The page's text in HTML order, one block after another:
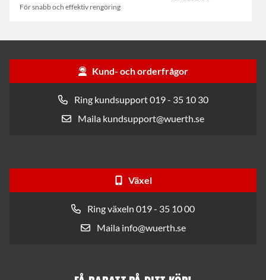
För snabb och effektiv rengöring
Kund- och orderfrågor
Ring kundsupport 019 - 35 10 30
Maila kundsupport@wuerth.se
Växel
Ring växeln 019 - 35 10 00
Maila info@wuerth.se